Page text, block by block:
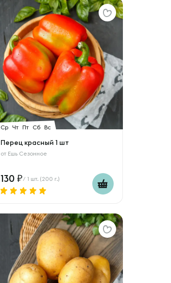
Ср Чт Пт Сб Вс
Перец красный 1 шт
от Ешь Сезонное
130 / 1 шт. (200 г.)